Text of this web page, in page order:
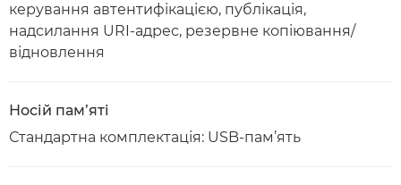
керування автентифікацією, публікація,
надсилання URI-адрес, резервне копіювання/
відновлення
Носій пам’яті
Стандартна комплектація: USB-пам’ять